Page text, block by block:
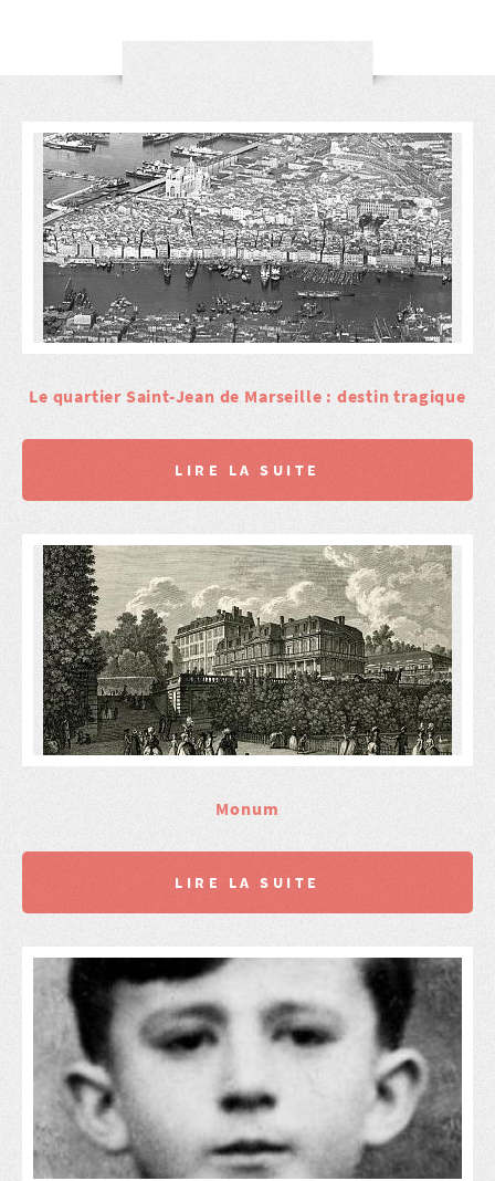
Le quartier Saint-Jean de Marseille : destin tragique
LIRE LA SUITE
Monum
LIRE LA SUITE